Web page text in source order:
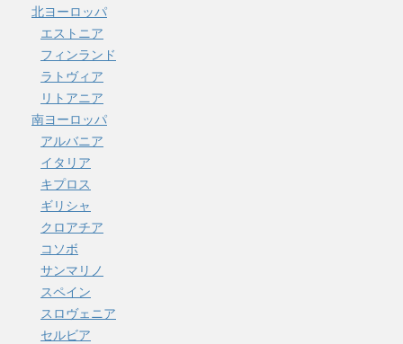
北ヨーロッパ
エストニア
フィンランド
ラトヴィア
リトアニア
南ヨーロッパ
アルバニア
イタリア
キプロス
ギリシャ
クロアチア
コソボ
サンマリノ
スペイン
スロヴェニア
セルビア